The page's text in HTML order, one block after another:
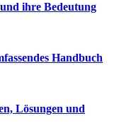
ihre Bedeutung
Handbuch
Lösungen und